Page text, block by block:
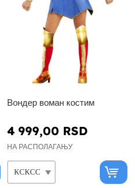
Вондер воман костим
4 999,00 RSD
НА РАСПОЛАГАЊУ